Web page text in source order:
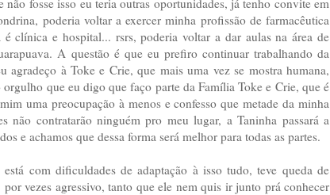
poderia voltar a exercer minha profissão de farmacêutica
clínica e hospital... rsrs, poderia voltar a dar aulas na área de
A questão é que eu prefiro continuar trabalhando da
agradeço à Toke e Crie, que mais uma vez se mostra humana,
que eu digo que faço parte da Família Toke e Crie, que é
uma preocupação à menos e confesso que metade da minha
não contratarão ninguém pro meu lugar, a Taninha passará a
e achamos que dessa forma será melhor para todas as partes.
com dificuldades de adaptação à isso tudo, teve queda de
vezes agressivo, tanto que ele nem quis ir junto prá conhecer